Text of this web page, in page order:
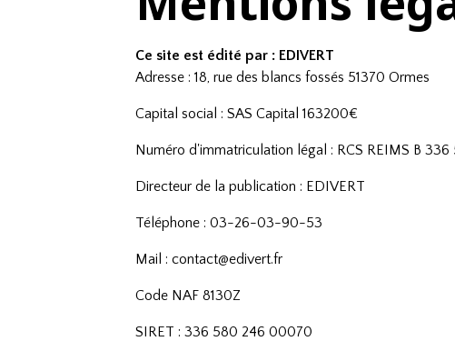
Ce site est édité par : EDIVERT
Adresse :18, rue des blancs fossés 51370 Ormes
Capital social : SAS Capital 163200€
Numéro d'immatriculation légal : RCS REIMS B
Directeur de la publication : EDIVERT
Téléphone : 03-26-03-90-53
Mail : contact@edivert.fr
Code NAF 8130Z
SIRET : 336 580 246 00070